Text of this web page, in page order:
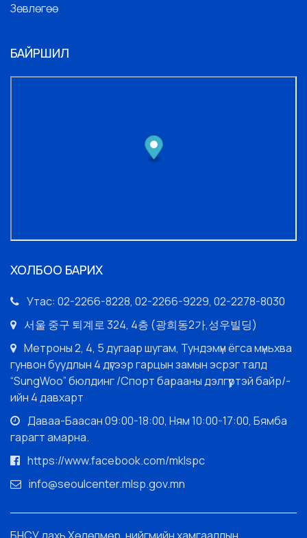
Зөвлөгөө
БАЙРШИЛ
ХОЛБОО БАРИХ
Утас: 02-2266-8228, 02-2266-9229, 02-2278-8030
서울 중구 퇴계로 324, 4층 (광희동2가,성우빌딩)
Метроны 2, 4, 5 дугаар шугам, Тундэмүн ёгса мүньхва
гунвон буудлын 4 дүгээр гарцын замын эсрэг талд
“SungWoo” бюлдинг /Спорт барааны дэлгүүртэй байр/-
ийн 4 давхарт
Даваа-Баасан 09:00-18:00, Ням 10:00-17:00, Бямба
гарагт амарна.
https://www.facebook.com/mklspc
info@seoulcenter.mlsp.gov.mn